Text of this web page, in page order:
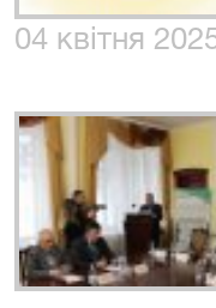
04 квітня